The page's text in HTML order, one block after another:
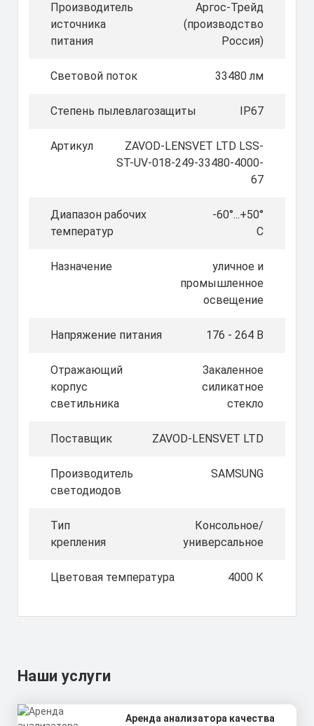
Производитель
источника
питания
Аргос-Трейд
(производство
Россия)
Световой поток 33480 лм
Степень пылевлагозащиты IP67
Артикул
ZAVOD-LENSVET LTD LSS-
ST-UV-018-249-33480-4000-
67
Диапазон рабочих
температур
-60°...+50°
C
Назначение
уличное и
промышленное
освещение
Напряжение питания 176 - 264 В
Отражающий
корпус
светильника
Закаленное
силикатное
стекло
Поставщик ZAVOD-LENSVET LTD
Производитель
светодиодов
SAMSUNG
Тип
крепления
Консольное/
универсальное
Цветовая температура 4000 К
Наши услуги
Аренда анализатора качества